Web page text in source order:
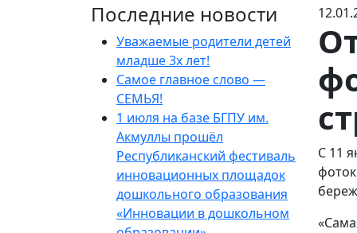
С 11
Последние новости
Уважаемые родители детей
младше 3х лет!
Самое главное слово —
СЕМЬЯ!
1 июля на базе БГПУ им.
Акмуллы прошёл
Республиканский фестиваль
инновационных площадок
дошкольного образования
«Инновации в дошкольном